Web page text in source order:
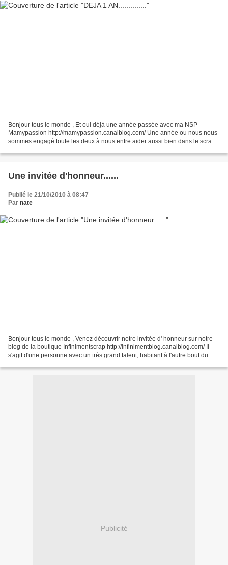
Bonjour tous le monde , Et oui déjà une année passée avec ma NSP
Mamypassion http://mamypassion.canalblog.com/ Une année ou nous nous
sommes engagé toute les deux à nous entre aider aussi bien dans le scrap
Une invitée d'honneur......
Publié le 21/10/2010 à 08:47
Par nate
Bonjour tous le monde , Venez découvrir notre invitée d' honneur sur notre
blog de la boutique Infinimentscrap http://infinimentblog.canalblog.com/ Il
s'agit d'une personne avec un très grand talent, habitant à l'autre bout du
Publicité